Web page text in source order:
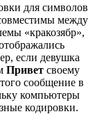
для символов
между
«кракозябр»,
если девушка
Привет своему
сообщение в
компьютеры
кодировки.